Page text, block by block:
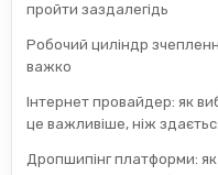
пройти заздалегідь
Робочий циліндр
важко
Інтернет провайдер: як
це важливіше, ніж
Дропшипінг платформи: